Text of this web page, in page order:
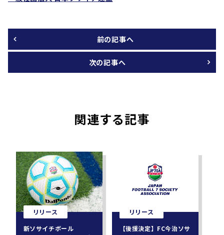
前の記事へ
次の記事へ
関連する記事
リリース
新ソサイチボール
リリース
【後援決定】FC今治ソサ